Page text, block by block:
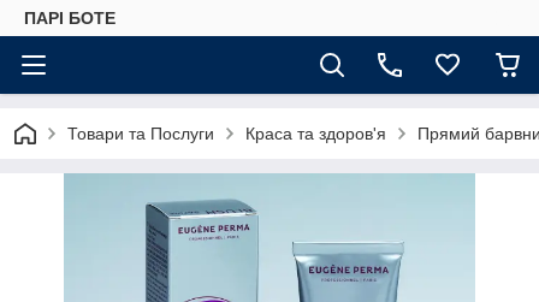
ПАРІ БОТЕ
Товари та Послуги Краса та здоров'я Прямий